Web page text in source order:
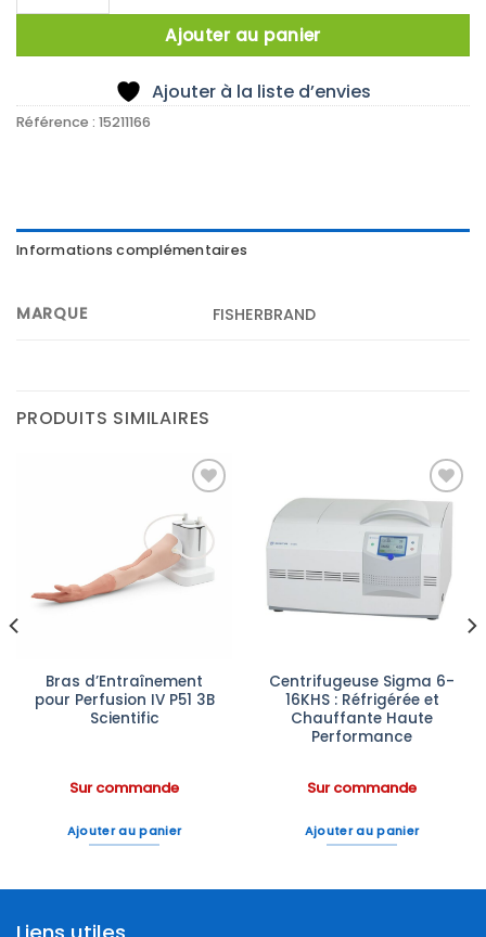
Ajouter au panier
Ajouter à la liste d’envies
Référence : 15211166
Informations complémentaires
MARQUE FISHERBRAND
PRODUITS SIMILAIRES
Ajouter
à la liste
d’envies
Bras d’Entraînement
pour Perfusion IV P51 3B
Scientific
Sur commande
Ajouter au panier
Ajouter
à la liste
d’envies
Centrifugeuse Sigma 6-
16KHS : Réfrigérée et
Chauffante Haute
Performance
Sur commande
Ajouter au panier